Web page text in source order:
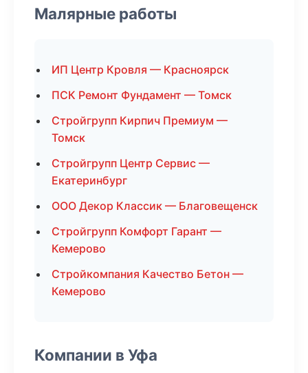
Малярные работы
ИП Центр Кровля — Красноярск
ПСК Ремонт Фундамент — Томск
Стройгрупп Кирпич Премиум —
Томск
Стройгрупп Центр Сервис —
Екатеринбург
ООО Декор Классик — Благовещенск
Стройгрупп Комфорт Гарант —
Кемерово
Стройкомпания Качество Бетон —
Кемерово
Компании в Уфа